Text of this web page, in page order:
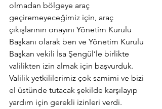
olmadan bölgeye araç
geçiremeyeceğimiz için, araç
çıkışlarının onayını Yönetim Kurulu
Başkanı olarak ben ve Yönetim Kurulu
Başkan vekili İsa Şengül’le birlikte
valilikten izin almak için başvurduk.
Valilik yetkililerimiz çok samimi ve bizi
el üstünde tutacak şekilde karşılayıp
yardım için gerekli izinleri verdi.